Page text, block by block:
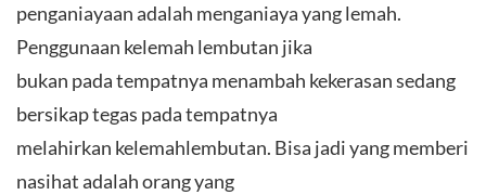
penganiayaan adalah menganiaya yang lemah.
Penggunaan kelemah lembutan jika
bukan pada tempatnya menambah kekerasan sedang
bersikap tegas pada tempatnya
melahirkan kelemahlembutan. Bisa jadi yang memberi
nasihat adalah orang yang